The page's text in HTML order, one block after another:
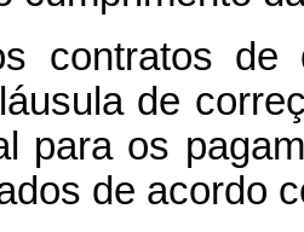
contratos
de
para os
de acordo